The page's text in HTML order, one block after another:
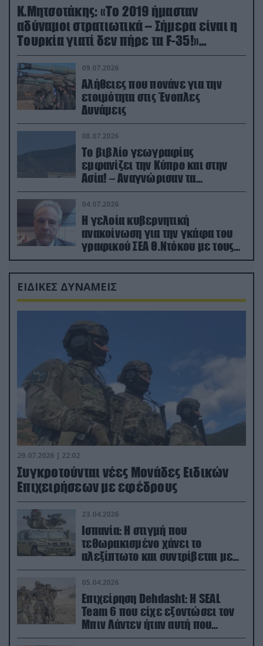
Κ.Μητσοτάκης: «Το 2019 ήμασταν
αδύναμοι στρατιωτικά – Σήμερα είναι η
Τουρκία γιατί δεν πήρε τα F-35!»
(βίντεο)
09.07.2026
Αλήθειες που πονάνε για την
ετοιμότητα στις Ένοπλες
Δυνάμεις
08.07.2026
Το βιβλίο γεωγραφίας
εμφανίζει την Κύπρο και στην
Ασία! – Αναγνώρισαν τα
κατεχόμενα; (φωτο)
04.07.2026
Η γελοία κυβερνητική
ανακοίνωση για την γκάφα του
γραφικού ΣΕΑ Θ.Ντόκου με τους
Ρώσους φαρσέρ
ΕΙΔΙΚΕΣ ΔΥΝΑΜΕΙΣ
29.07.2026 | 22:02
Συγκροτούνται νέες Μονάδες Ειδικών
Επιχειρήσεων με εφέδρους
23.04.2026
Ισπανία: Η στιγμή που
τεθωρακισμένο χάνει το
αλεξίπτωτο και συντρίβεται με
ορμή στο έδαφος (βίντεο)
05.04.2026
Επιχείρηση Dehdasht: Η SEAL
Team 6 που είχε εξοντώσει τον
Μπιν Λάντεν ήταν αυτή που
διέσωσε τον πιλότο του F-15